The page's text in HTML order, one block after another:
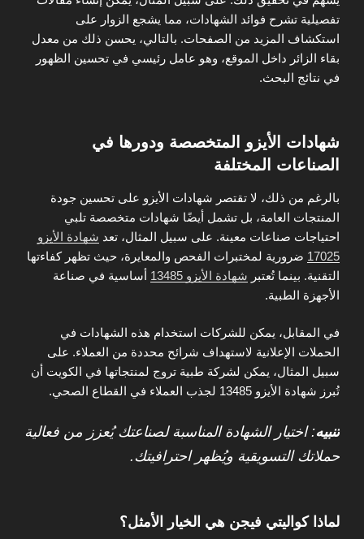
تفصيلية تشرح فوائد الشهادات، مما يشجع الزوار على
استكشاف المزيد من الصفحات. بالتالي، يحسن ذلك من معدل
بقاء الزائر داخل الموقع، وهو عامل رئيسي في تحسين الظهور
في نتائج البحث.
شهادات الأيزو المتخصصة ودورها في
الصناعات المختلفة
بالرغم من ذلك، لا تقتصر شهادات الأيزو على تحسين جودة
المنتجات العامة، بل تشمل أيضًا شهادات متخصصة تلبي
احتياجات صناعات معينة. على سبيل المثال، تعد شهادة الأيزو
17025 ضرورية لمختبرات الفحص والمعايرة، حيث تظهر كفاءتها
التقنية. بينما تُعتبر شهادة الأيزو 13485
أساسية في صناعة
الأجهزة الطبية.
في المقابل، يمكن للشركات استخدام هذه الشهادات في
الحملات الإعلانية لاستهداف شرائح محددة من العملاء. على
سبيل المثال، يمكن لشركة طبية تروج لمنتجاتها في الكويت أن
تُبرز شهادة الأيزو 13485 لجذب العملاء في القطاع الصحي.
تنبيه: اختيار الشهادة المناسبة لصناعتك يُعزز من فعالية
حملاتك التسويقية ويُظهر احترافيتك.
لماذا كواليتي فيجن هي الخيار الأمثل؟